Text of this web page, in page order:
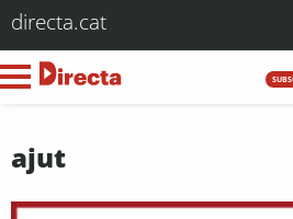
directa.cat
ajut